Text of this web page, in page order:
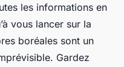
les informations en
vous lancer sur la
boréales sont un
Gardez